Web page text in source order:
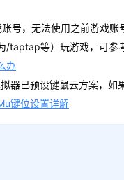
号，无法使用之前游戏账
/taptap等）玩游戏，可参
办
器已预设键鼠云方案，如
键位设置详解